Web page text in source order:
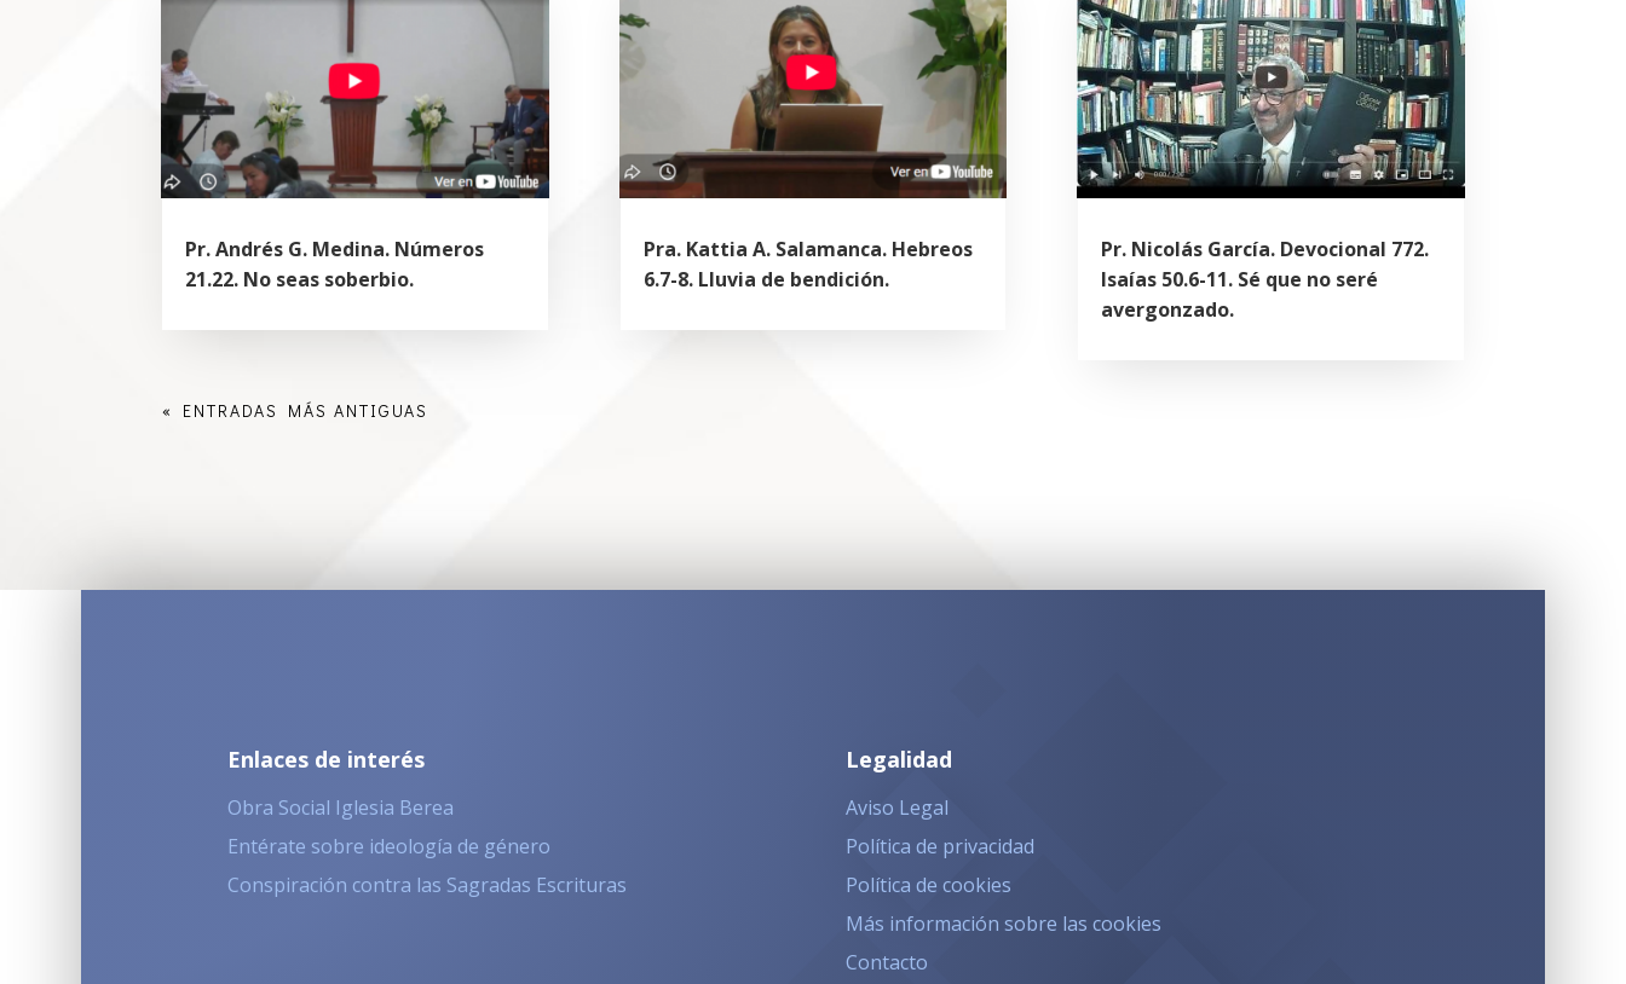
Pr. Andrés G. Medina. Números
21.22. No seas soberbio.
Pra. Kattia A. Salamanca. Hebreos
6.7-8. Lluvia de bendición.
Pr. Nicolás García. Devocional 772.
Isaías 50.6-11. Sé que no seré
avergonzado.
« ENTRADAS MÁS ANTIGUAS
Enlaces de interés
Obra Social Iglesia Berea
Entérate sobre ideología de género
Conspiración contra las Sagradas Escrituras
Legalidad
Aviso Legal
Política de privacidad
Política de cookies
Más información sobre las cookies
Contacto